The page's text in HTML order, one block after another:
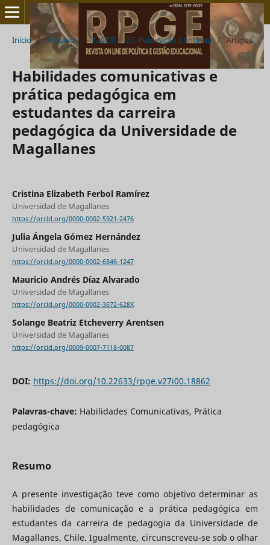
Início / Arquivos / (2023) v. 27, Publicação Contínua / Artigos
Habilidades comunicativas e
prática pedagógica em
estudantes da carreira
pedagógica da Universidade de
Magallanes
Cristina Elizabeth Ferbol Ramírez
Universidad de Magallanes
https://orcid.org/0000-0002-5921-2476
Julia Ángela Gómez Hernández
Universidad de Magallanes
https://orcid.org/0000-0002-6846-1247
Mauricio Andrés Díaz Alvarado
Universidad de Magallanes
https://orcid.org/0000-0002-3672-628X
Solange Beatriz Etcheverry Arentsen
Universidad de Magallanes
https://orcid.org/0009-0007-7118-0087
DOI: https://doi.org/10.22633/rpge.v27i00.18862
Palavras-chave: Habilidades Comunicativas, Prática
pedagógica
Resumo
A presente investigação teve como objetivo determinar as
habilidades de comunicação e a prática pedagógica em
estudantes da carreira de pedagogia da Universidade de
Magallanes, Chile. Igualmente, circunscreveu-se sob o olhar